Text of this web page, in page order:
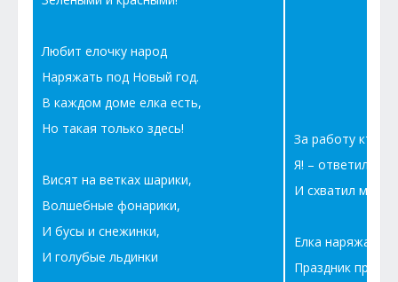
Любит елочку народ
Наряжать под Новый год.
В каждом доме елка есть,
Но такая только здесь!
Висят на ветках шарики,
Волшебные фонарики,
И бусы и снежинки,
И голубые льдинки
За работу кто в
Я! – ответил
И схватил меня
Елка
Праздник